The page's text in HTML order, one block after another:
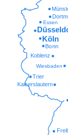
Kaiserslautern
Trier
Wiesbaden
Koblenz
Bonn
Essen
Köln